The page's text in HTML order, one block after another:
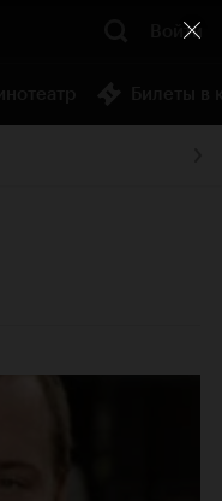
Войти